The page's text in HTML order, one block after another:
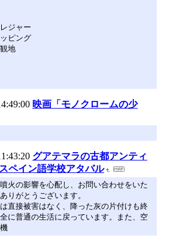
ジャー
ピング
地
映画「モノクロームの少
グアテマラの古都アンティ
ペイン語学校アタバル
火の影響を心配し、お問い合わせをいた
りがとうございます。
直接被害はなく、降った灰の片付けも終
に普通の生活に戻っています。また、空